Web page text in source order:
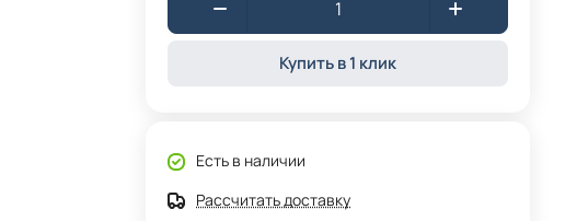
Купить в 1 клик
Есть в наличии
Рассчитать доставку